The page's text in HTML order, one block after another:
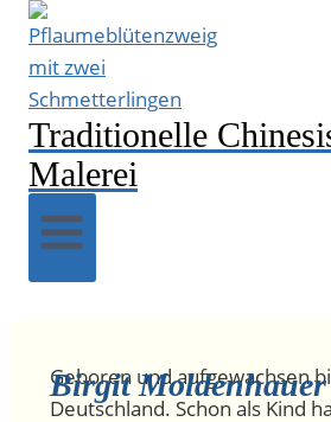
Traditionelle
Malerei
Birgit Moldenhauer
Geboren und aufgewachsen
Deutschland. Schon als Kind